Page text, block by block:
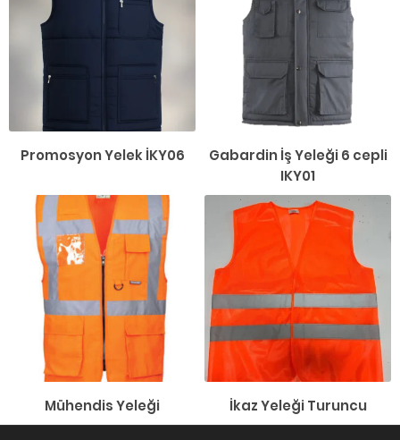
Promosyon Yelek İKY06
Gabardin İş Yeleği 6 cepli
IKY01
Mühendis Yeleği İkaz Yeleği Turuncu